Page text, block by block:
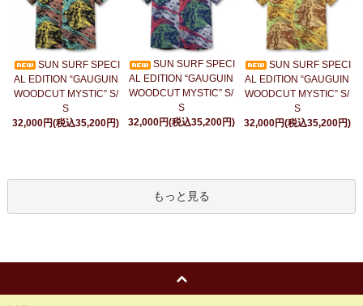
SUN SURF SPECI
AL EDITION “GAUGUIN
WOODCUT MYSTIC” S/
S
32,000円(税込35,200円)
SUN SURF SPECI
AL EDITION “GAUGUIN
WOODCUT MYSTIC” S/
S
32,000円(税込35,200円)
SUN SURF SPECI
AL EDITION “GAUGUIN
WOODCUT MYSTIC” S/
S
32,000円(税込35,200円)
もっと見る